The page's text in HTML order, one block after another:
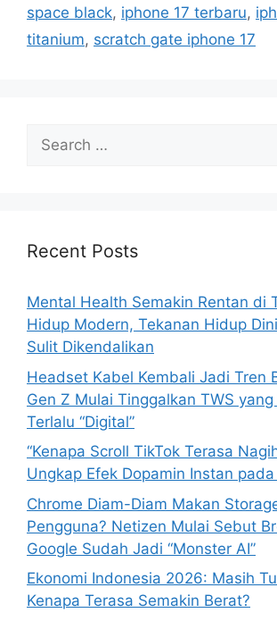
space black, iphone 17 terbaru,
titanium, scratch gate iphone 17
h
r
:
Recent Posts
Mental Health Semakin Rentan di
Hidup Modern, Tekanan Hidup
Sulit Dikendalikan
Headset Kabel Kembali Jadi Tren
Gen Z Mulai Tinggalkan TWS yang
Terlalu “Digital”
“Kenapa Scroll TikTok Terasa
Ungkap Efek Dopamin Instan
Chrome Diam-Diam Makan
Pengguna? Netizen Mulai Sebut
Google Sudah Jadi “Monster AI”
Ekonomi Indonesia 2026: Masih
Kenapa Terasa Semakin Berat?